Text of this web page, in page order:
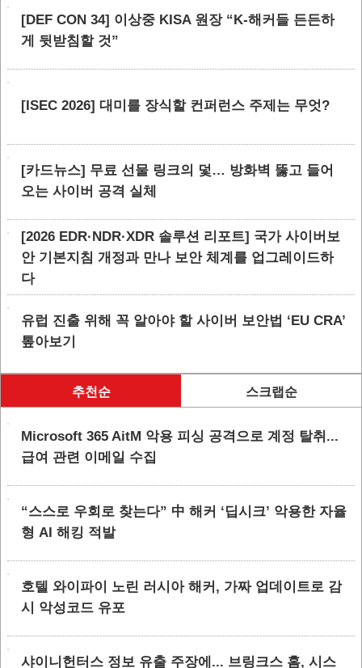
[DEF CON 34] 이상중 KISA 원장 “K-해커들 든든하
게 뒷받침할 것”
[ISEC 2026] 대미를 장식할 컨퍼런스 주제는 무엇?
[카드뉴스] 무료 선물 링크의 덫… 방화벽 뚫고 들어
오는 사이버 공격 실체
[2026 EDR·NDR·XDR 솔루션 리포트] 국가 사이버보
안 기본지침 개정과 만나 보안 체계를 업그레이드하
다
유럽 진출 위해 꼭 알아야 할 사이버 보안법 ‘EU CRA’
톺아보기
추천순 스크랩순
Microsoft 365 AitM 악용 피싱 공격으로 계정 탈취...
급여 관련 이메일 수집
“스스로 우회로 찾는다” 中 해커 ‘딥시크’ 악용한 자율
형 AI 해킹 적발
호텔 와이파이 노린 러시아 해커, 가짜 업데이트로 감
시 악성코드 유포
샤이니헌터스 정보 유출 주장에... 브링크스 홈, 시스